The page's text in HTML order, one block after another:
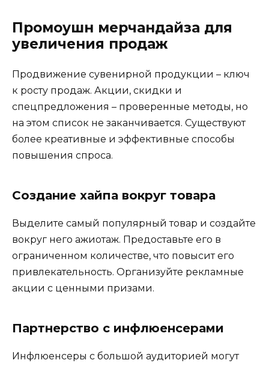
Промоушн мерчандайза для
увеличения продаж
Продвижение сувенирной продукции – ключ
к росту продаж. Акции, скидки и
спецпредложения – проверенные методы, но
на этом список не заканчивается. Существуют
более креативные и эффективные способы
повышения спроса.
Создание хайпа вокруг товара
Выделите самый популярный товар и создайте
вокруг него ажиотаж. Предоставьте его в
ограниченном количестве, что повысит его
привлекательность. Организуйте рекламные
акции с ценными призами.
Партнерство с инфлюенсерами
Инфлюенсеры с большой аудиторией могут